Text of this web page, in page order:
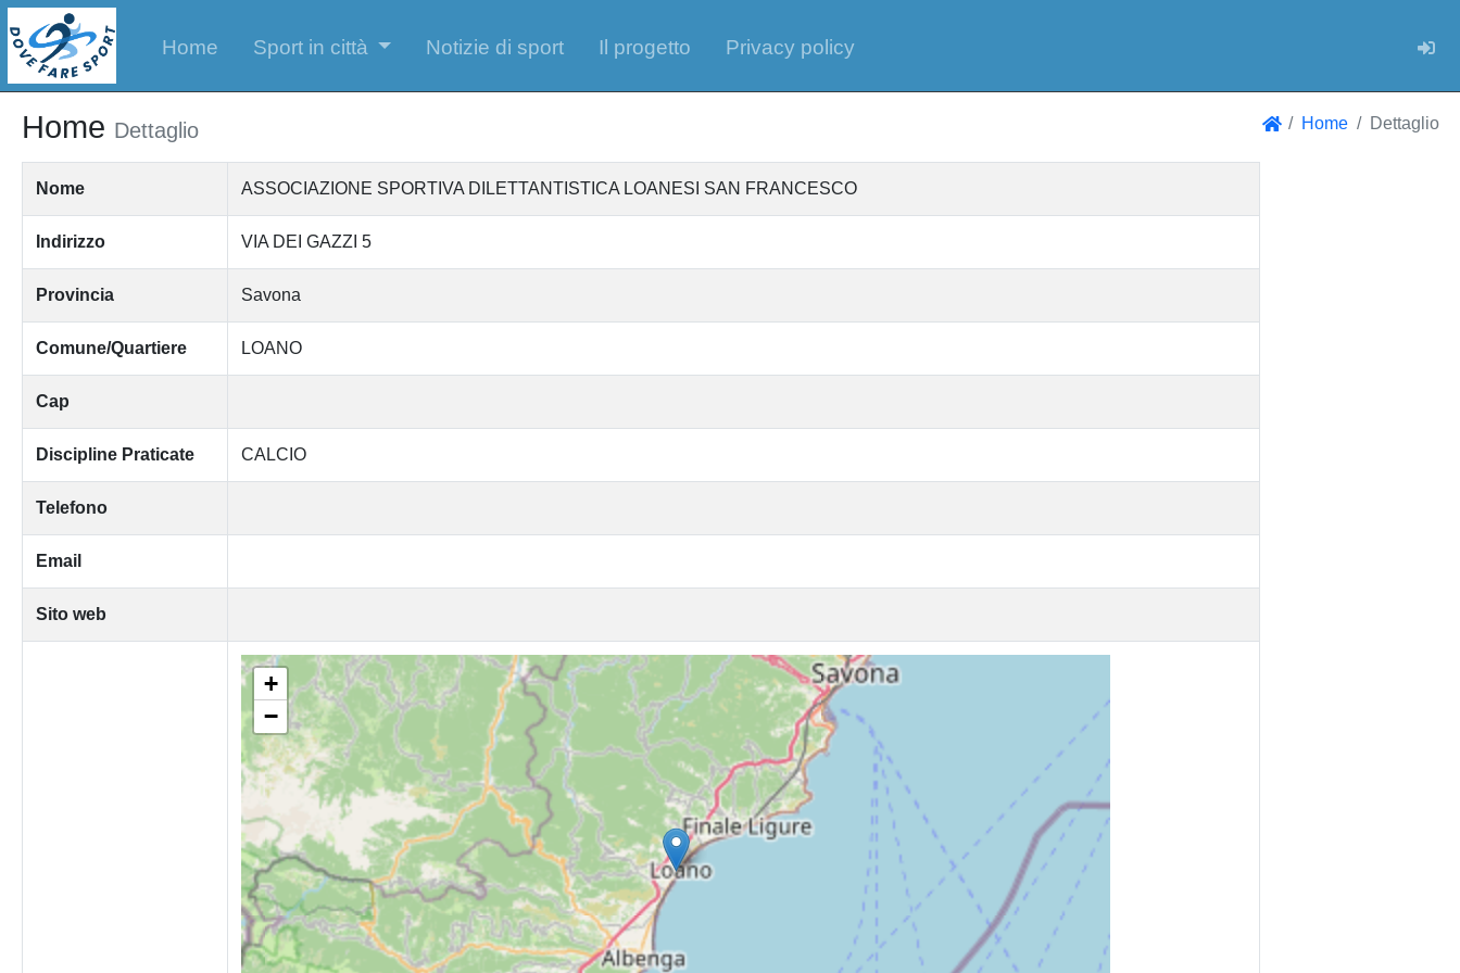
Home Sport in città Notizie di sport Il progetto Privacy policy
Home Dettaglio Home Dettaglio
Nome ASSOCIAZIONE SPORTIVA DILETTANTISTICA LOANESI SAN FRANCESCO
Indirizzo VIA DEI GAZZI 5
Provincia Savona
Comune/Quartiere LOANO
Cap
Discipline Praticate CALCIO
Telefono
Email
Sito web
+
−